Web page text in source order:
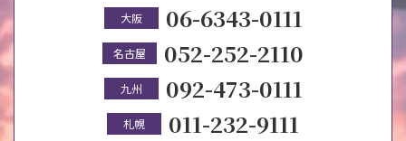
大阪 06-6343-0111
名古屋 052-252-2110
九州 092-473-0111
札幌 011-232-9111